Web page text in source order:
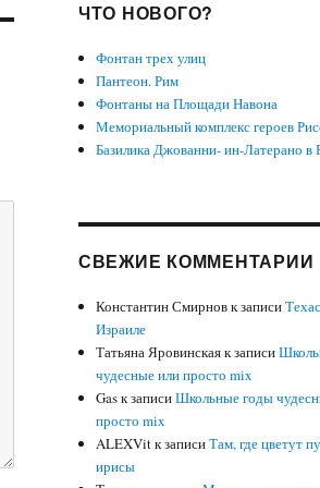
ЧТО НОВОГО?
Фонтан трех улиц
Пантеон. Рим
Фонтаны на Площади Навона
Мемориальный комплекс героев
Базилика Джованни- ин-Латерано в
СВЕЖИЕ КОММЕНТАРИИ
Константин Смирновк записи
Израиле
Татьяна Яровинскаяк записи
чудесные или просто mix
Gasк записиШкольные годы
просто mix
ALEXVitк записиТам, где цветут
ирисы